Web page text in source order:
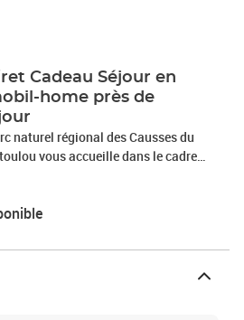
Cadeau Séjour en
home près de
naturel régional des Causses du
vous accueille dans le cadre
Au sein de cet établissement 4
équipé dans lequel vous aurez plaisir
de prendre le petit-déjeuner en
Rocamadour à quelques kilomètres
à la piscine. De quoi vous créer de